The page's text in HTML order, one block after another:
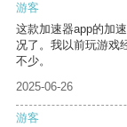
游客
这款加速器app的加
况了。我以前玩游戏
不少。
2025-06-26
游客